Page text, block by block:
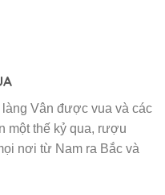
Vân được vua và các
một thế kỷ qua, rượu